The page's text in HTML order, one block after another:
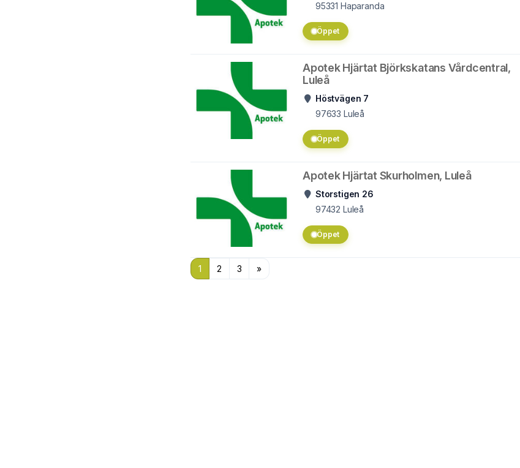
95331 Haparanda
Öppet
Apotek Hjärtat Björkskatans Vårdcentral,
Luleå
Höstvägen 7
97633 Luleå
Öppet
Apotek Hjärtat Skurholmen, Luleå
Storstigen 26
97432 Luleå
Öppet
1 2 3 »